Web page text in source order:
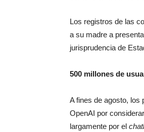
Los registros de las
a su madre a
jurisprudencia de
500 millones de
A fines de agosto, los
OpenAI por
largamente por el